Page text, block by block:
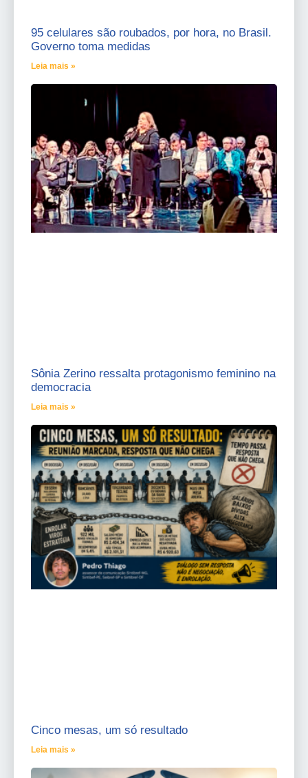
95 celulares são roubados, por hora, no Brasil.
Governo toma medidas
Leia mais »
Sônia Zerino ressalta protagonismo feminino na
democracia
Leia mais »
Cinco mesas, um só resultado
Leia mais »